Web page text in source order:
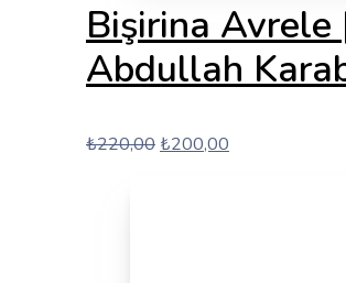
Bişirina Avrele
Abdullah
₺220,00 Orijinal
₺200,00